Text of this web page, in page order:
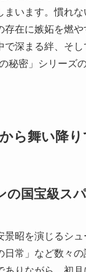
まいます。慣れ
存在に嫉妬を燃
で深まる絆、そ
秘密」シリーズ
から舞い降
の国宝級ス
景昭を演じるシ
日常」など数々